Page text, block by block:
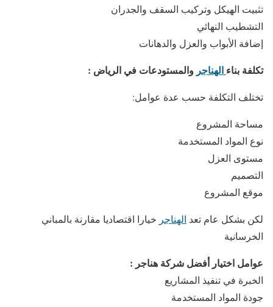
تثبيت الهيكل وتركيب السقف والجدران
التشطيب النهائي
إضافة الأبواب والعزل والدهانات
تكلفة بناء الهناجر والمستودعات في الرياض :
تختلف التكلفة حسب عدة عوامل:
مساحة المشروع
نوع المواد المستخدمة
مستوى العزل
التصميم
موقع المشروع
لكن بشكل عام تعد الهناجر خيارا اقتصاديا مقارنة بالمباني
الخرسانية
عوامل اختيار أفضل شركة هناجر :
الخبرة في تنفيذ المشاريع
جودة المواد المستخدمة